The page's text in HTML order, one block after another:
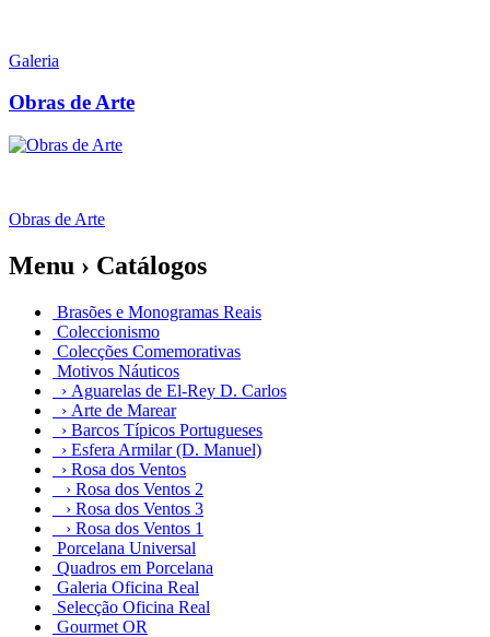
Galeria
Obras de Arte
Obras de Arte
Menu › Catálogos
Brasões e Monogramas Reais
Coleccionismo
Colecções Comemorativas
Motivos Náuticos
› Aguarelas de El-Rey D. Carlos
› Arte de Marear
› Barcos Típicos Portugueses
› Esfera Armilar (D. Manuel)
› Rosa dos Ventos
› Rosa dos Ventos 2
› Rosa dos Ventos 3
› Rosa dos Ventos 1
Porcelana Universal
Quadros em Porcelana
Galeria Oficina Real
Selecção Oficina Real
Gourmet OR